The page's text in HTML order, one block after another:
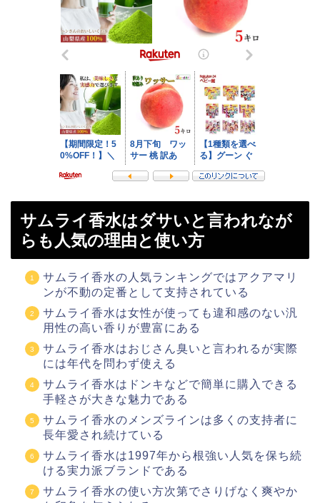
サムライ香水はダサいと言われなが
らも人気の理由と使い方
サムライ香水の人気ランキングではアクアマリ
ンが不動の定番として支持されている
サムライ香水は女性が使っても違和感のない汎
用性の高い香りが豊富にある
サムライ香水はおじさん臭いと言われるが実際
には年代を問わず使える
サムライ香水はドンキなどで簡単に購入できる
手軽さが大きな魅力である
サムライ香水のメンズラインは多くの支持者に
長年愛され続けている
サムライ香水は1997年から根強い人気を保ち続
ける実力派ブランドである
サムライ香水の使い方次第でさりげなく爽やか